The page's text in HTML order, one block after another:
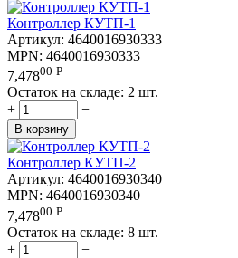
Контроллер КУТП-1
Артикул: 4640016930333
MPN: 4640016930333
7,47800 Р
Остаток на складе: 2 шт.
+
−
В корзину
Контроллер КУТП-2
Артикул: 4640016930340
MPN: 4640016930340
7,47800 Р
Остаток на складе: 8 шт.
+
−